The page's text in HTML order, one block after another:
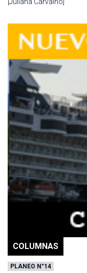
COLUMNAS
PLANEO N°14